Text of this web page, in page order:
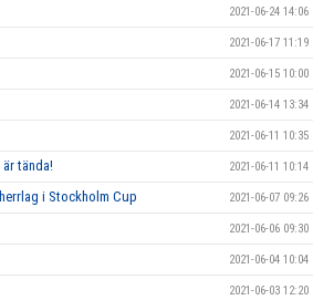
2021-06-24 14:06
2021-06-17 11:19
2021-06-15 10:00
2021-06-14 13:34
2021-06-11 10:35
tända! 2021-06-11 10:14
i Stockholm Cup 2021-06-07 09:26
2021-06-06 09:30
2021-06-04 10:04
2021-06-03 12:20